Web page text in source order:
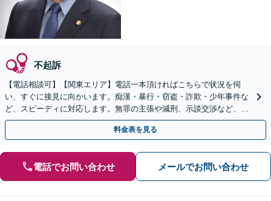
不起訴
【電話相談可】【関東エリア】電話一本頂ければこちらで状況を伺
い、すぐに接見に向かいます。痴漢・暴行・窃盗・詐欺・少年事件な
ど、スピーディに対応します。無罪の主張や減刑、示談交渉など、お
任せください【休日・夜間相談可】
料金表を見る
電話でお問い合わせ メールでお問い合わせ